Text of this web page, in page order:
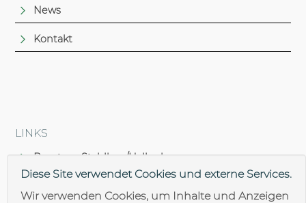
News
Kontakt
LINKS
Brantner Stahlbau/Hallenbau
Diese Site verwendet Cookies und externe Services.
Wir verwenden Cookies, um Inhalte und Anzeigen